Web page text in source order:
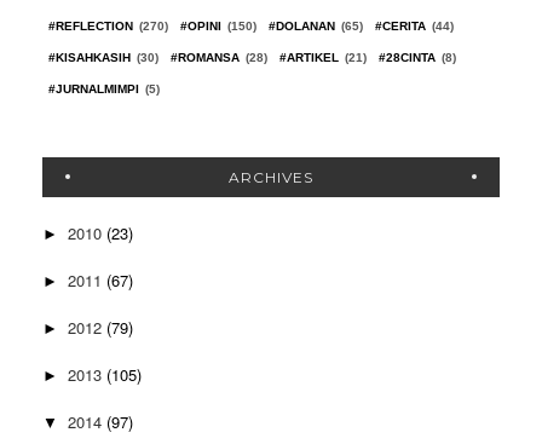
#REFLECTION (270) #OPINI (150) #DOLANAN (65) #CERITA (44)
#KISAHKASIH (30) #ROMANSA (28) #ARTIKEL (21) #28CINTA (8)
#JURNALMIMPI (5)
ARCHIVES
► 2010 (23)
► 2011 (67)
► 2012 (79)
► 2013 (105)
▼ 2014 (97)